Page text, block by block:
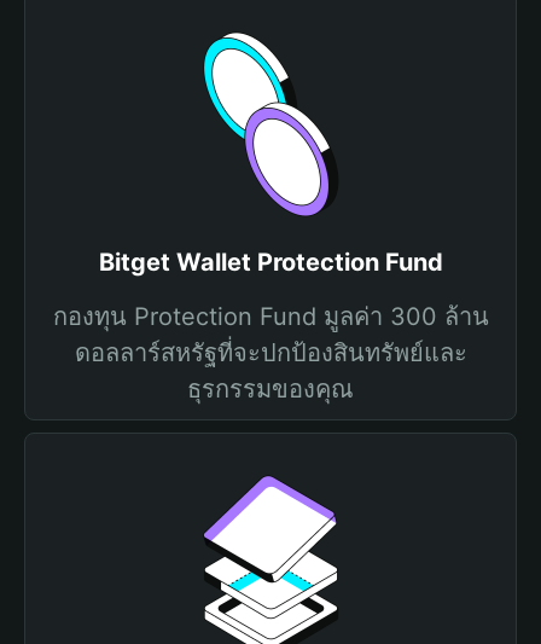
Bitget Wallet Protection Fund
กองทุน Protection Fund มูลค่า 300 ล้าน
ดอลลาร์สหรัฐที่จะปกป้องสินทรัพย์และ
ธุรกรรมของคุณ